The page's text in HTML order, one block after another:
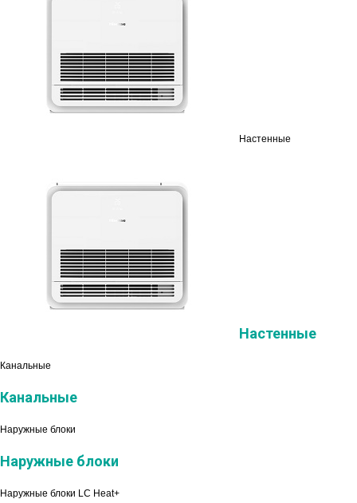
Настенные
Настенные
Канальные
Канальные
Наружные блоки
Наружные блоки
Наружные блоки LC Heat+